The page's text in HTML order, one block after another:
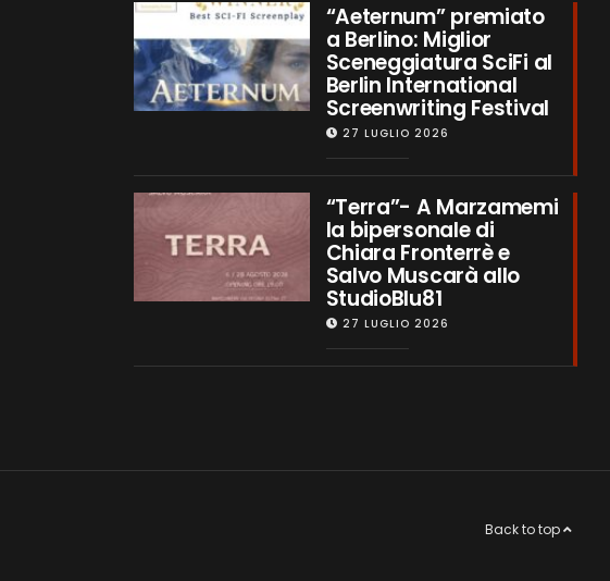
“Aeternum” premiato
a Berlino: Miglior
Sceneggiatura SciFi al
Berlin International
Screenwriting Festival
27 LUGLIO 2026
“Terra”- A Marzamemi
la bipersonale di
Chiara Fronterrè e
Salvo Muscarà allo
StudioBlu81
27 LUGLIO 2026
Back to top